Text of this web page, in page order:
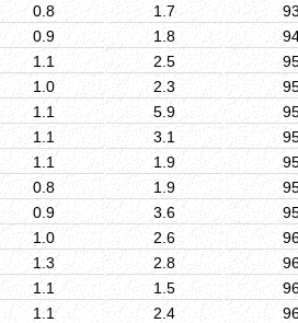
0.8 1.7
0.9 1.8
1.1 2.5
1.0 2.3
1.1 5.9
1.1 3.1
1.1 1.9
0.8 1.9
0.9 3.6
1.0 2.6
1.3 2.8
1.1 1.5
1.1 2.4